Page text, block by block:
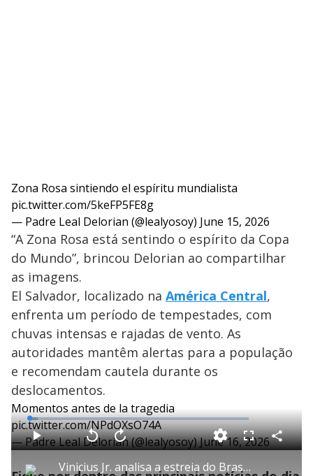
Zona Rosa sintiendo el espíritu mundialista
pic.twitter.com/5keFP5FE8g
— Padre Leal Delorian (@lealyosoy) June 15, 2026
“A Zona Rosa está sentindo o espírito da Copa
do Mundo”, brincou Delorian ao compartilhar
as imagens.
El Salvador, localizado na América Central,
enfrenta um período de tempestades, com
chuvas intensas e rajadas de vento. As
autoridades mantêm alertas para a população
e recomendam cautela durante os
deslocamentos.
Momentos antes de la tragedia
pic.twitter.com/NPdOXsO74A
— Padre Leal Delorian (@lealyosoy)June 16, 2026
Vinicius Jr. analisa a estreia do Brasil na Copa do Mundo
P V
t
A
n
L
o
a
d
e
3
F
l
C
o